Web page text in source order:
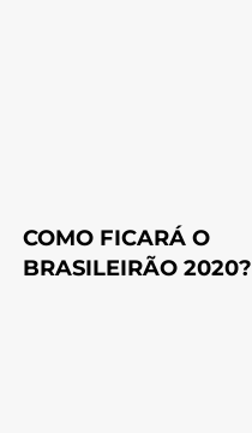
COMO FICARÁ O
BRASILEIRÃO 2020?